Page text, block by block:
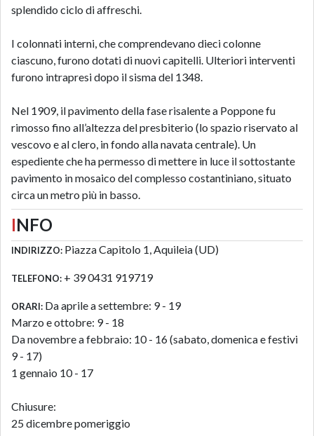
splendido ciclo di affreschi.
I colonnati interni, che comprendevano dieci colonne
ciascuno, furono dotati di nuovi capitelli. Ulteriori interventi
furono intrapresi dopo il sisma del 1348.
Nel 1909, il pavimento della fase risalente a Poppone fu
rimosso fino all’altezza del presbiterio (lo spazio riservato al
vescovo e al clero, in fondo alla navata centrale). Un
espediente che ha permesso di mettere in luce il sottostante
pavimento in mosaico del complesso costantiniano, situato
circa un metro più in basso.
INFO
INDIRIZZO: Piazza Capitolo 1, Aquileia (UD)
TELEFONO: + 39 0431 919719
ORARI: Da aprile a settembre: 9 - 19
Marzo e ottobre: 9 - 18
Da novembre a febbraio: 10 - 16 (sabato, domenica e festivi
9 - 17)
1 gennaio 10 - 17
Chiusure:
25 dicembre pomeriggio